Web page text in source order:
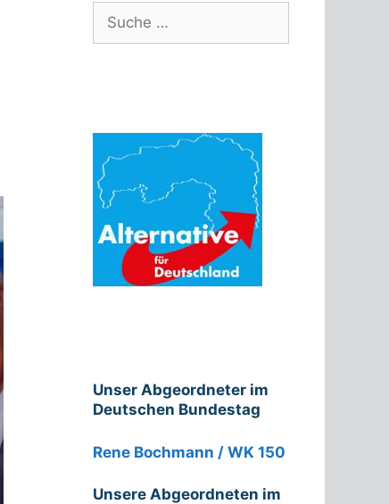
nach:
Unser Abgeordneter im
Deutschen Bundestag
Rene Bochmann / WK 150
Unsere Abgeordneten im